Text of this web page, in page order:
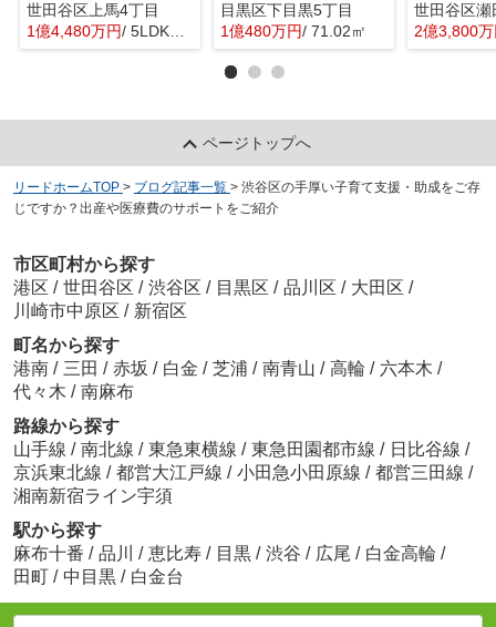
世田谷区上馬4丁目
1億4,480万円/ 5LDK＋1S(納戸)
目黒区下目黒5丁目
1億480万円/ 71.02㎡
世田谷区瀬
2億3,800
ページトップへ
リードホームTOP > ブログ記事一覧 > 渋谷区の手厚い子育て支援・助成をご存
じですか？出産や医療費のサポートをご紹介
市区町村から探す
港区 / 世田谷区 / 渋谷区 / 目黒区 / 品川区 / 大田区 /
川崎市中原区 / 新宿区
町名から探す
港南 / 三田 / 赤坂 / 白金 / 芝浦 / 南青山 / 高輪 / 六本木 /
代々木 / 南麻布
路線から探す
山手線 / 南北線 / 東急東横線 / 東急田園都市線 / 日比谷線 /
京浜東北線 / 都営大江戸線 / 小田急小田原線 / 都営三田線 /
湘南新宿ライン宇須
駅から探す
麻布十番 / 品川 / 恵比寿 / 目黒 / 渋谷 / 広尾 / 白金高輪 /
田町 / 中目黒 / 白金台